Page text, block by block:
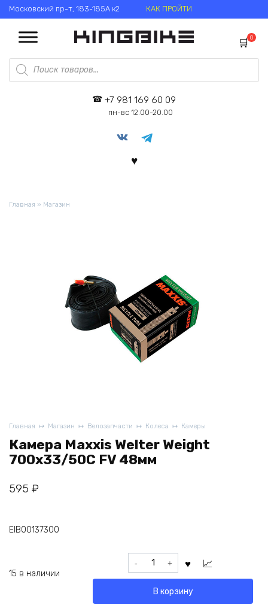
Перейти
к
содержанию
Московский пр-т, 183-185А к2 КАК ПРОЙТИ
Поиск
товаров
0
+7 981 169 60 09
пн-вс 12.00-20.00
Главная » Магазин
Главная Магазин Велозапчасти Колеса Камеры
Камера Maxxis Welter Weight
700x33/50C FV 48мм
595 ₽
EIB00137300
15 в наличии
Количество
товара
В корзину